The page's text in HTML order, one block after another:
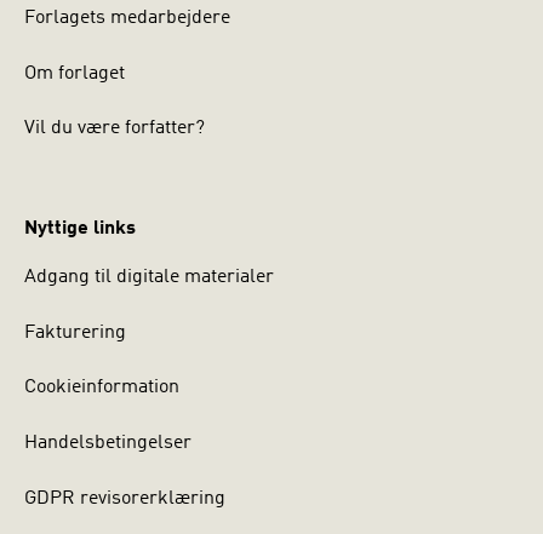
Forlagets medarbejdere
Om forlaget
Vil du være forfatter?
Nyttige links
Adgang til digitale materialer
Fakturering
Cookieinformation
Handelsbetingelser
GDPR revisorerklæring